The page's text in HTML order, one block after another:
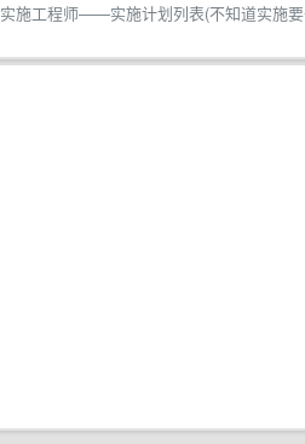
实施工程师——实施计划列表(不知道实施